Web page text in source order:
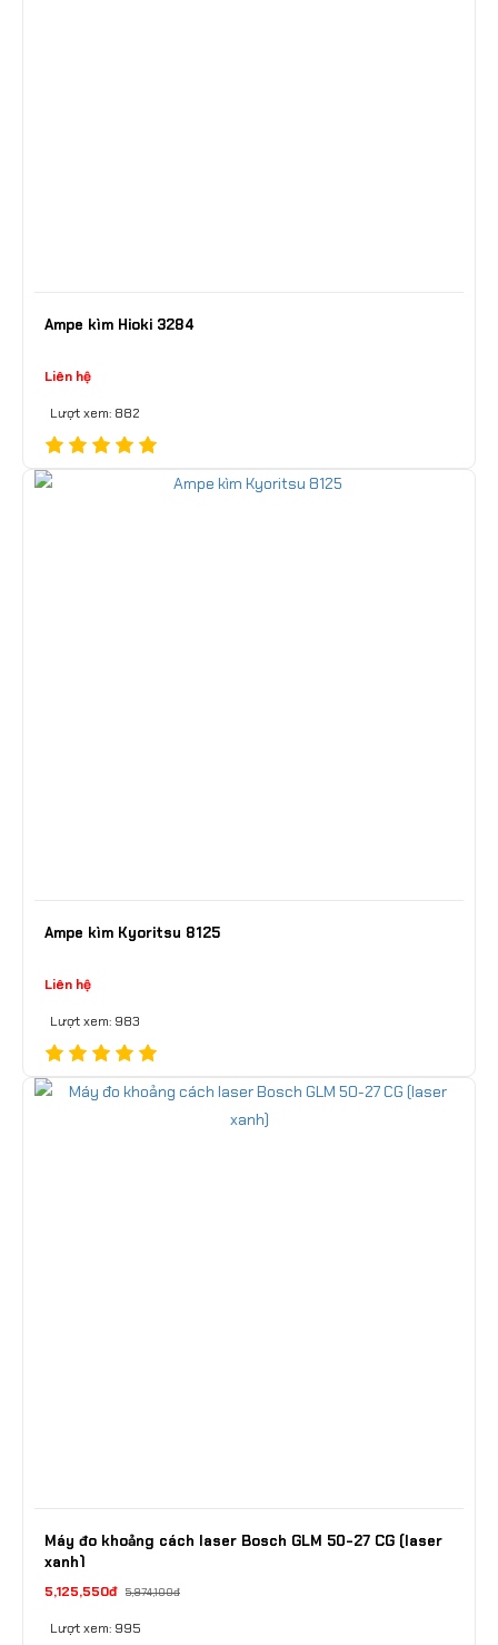
Ampe kìm Hioki 3284
Liên hệ
Lượt xem: 882
Ampe kìm Kyoritsu 8125
Liên hệ
Lượt xem: 983
Máy đo khoảng cách laser Bosch GLM 50-27 CG (laser
xanh)
5,125,550đ 5,974,100đ
Lượt xem: 995